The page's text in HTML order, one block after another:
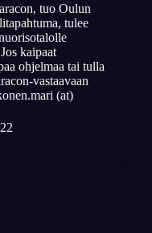
tuo Oulun
tulee
kaipaat
ohjelmaa tai tulla
vastaavaan
(at)